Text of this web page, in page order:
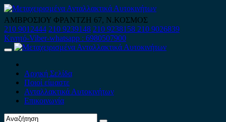
Skip
to
content
ΑΜΒΡΟΣΙΟΥ ΦΡΑΝΤΖΗ 67, Ν.ΚΟΣΜΟΣ
210 9012444 210 9239148 210 9238158 210 9026839
Κινητό-Viber-whatsapp : 6980507900
Primary
Αρχική Σελίδα
Ποιοί είμαστε
Ανταλλακτικά Αυτοκινήτων
Επικοινωνία